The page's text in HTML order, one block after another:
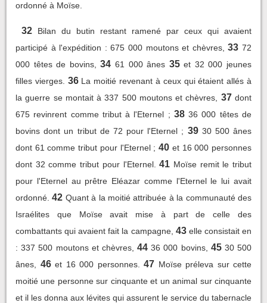
ordonné à Moïse.
32
Bilan du butin restant ramené par ceux qui avaient
participé à l'expédition : 675 000 moutons et chèvres, 33 72
000 têtes de bovins,
34 61 000 ânes 35 et 32 000 jeunes
filles vierges. 36 La moitié revenant à ceux qui étaient allés à
la guerre se montait à 337 500 moutons et chèvres,
37 dont
675 revinrent comme tribut à l'Eternel ; 38 36 000 têtes de
bovins dont un tribut de 72 pour l'Eternel ; 39 30 500 ânes
dont 61 comme tribut pour l'Eternel ; 40 et 16 000 personnes
dont 32 comme tribut pour l'Eternel. 41 Moïse remit le tribut
pour l'Eternel au prêtre Eléazar comme l'Eternel le lui avait
ordonné. 42 Quant à la moitié attribuée à la communauté des
Israélites que Moïse avait mise à part de celle des
combattants qui avaient fait la campagne, 43 elle consistait en
: 337 500 moutons et chèvres, 44 36 000 bovins, 45 30 500
ânes,
46 et 16 000 personnes. 47 Moïse préleva sur cette
moitié une personne sur cinquante et un animal sur cinquante
et il les donna aux lévites qui assurent le service du tabernacle